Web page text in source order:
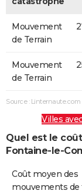
Sécheresse
Sécheresse
Mouvement
de Terrain
Mouvement
de Terrain
Source :
Villes
Quel est le
Fontaine-le-
Coût moyen des
mouvements de